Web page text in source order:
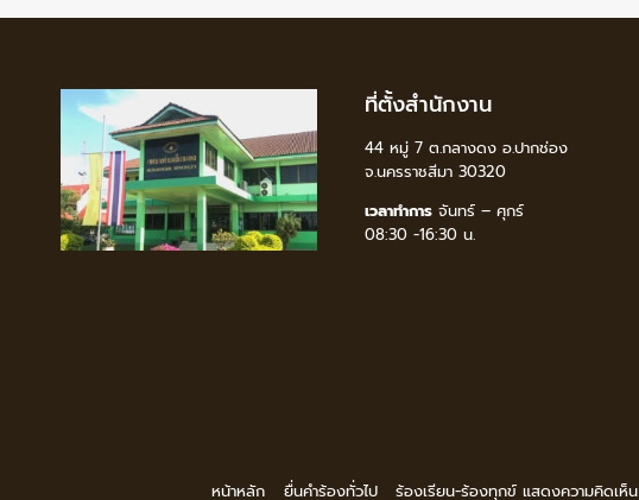
ที่ตั้งสำนักงาน
44 หมู่ 7 ต.กลางดง อ.ปากช่อง
จ.นครราชสีมา 30320
เวลาทำการ จันทร์ – ศุกร์
08:30 -16:30 น.
หน้าหลัก ยื่นคำร้องทั่วไป ร้องเรียน-ร้องทุกข์ แสดงความคิดเห็น